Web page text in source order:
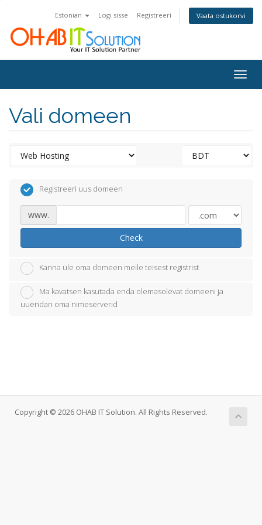
Estonian Logi sisse Registreeri Vaata ostukorvi
Vali domeen
Registreeri uus domeen
www.
Check
Kanna üle oma domeen meile teisest registrist
Ma kavatsen kasutada enda olemasolevat domeeni ja
uuendan oma nimeserverid
Copyright © 2026 OHAB IT Solution. All Rights Reserved.